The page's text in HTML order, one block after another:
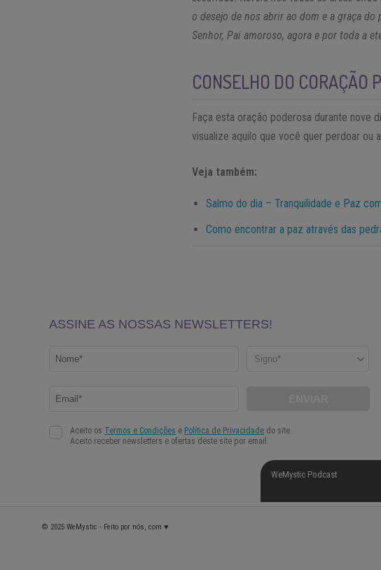
o desejo de nos abrir ao dom e a graça
Senhor, Pai amoroso, agora e por toda a
CONSELHO DO CORAÇÃO
Faça esta oração poderosa durante nove
visualize aquilo que você quer perdoar ou
Veja também:
Salmo do dia – Tranquilidade e Paz
Como encontrar a paz através das
WeMystic Podcast
© 2025 WeMystic - Feito por nós, com ♥